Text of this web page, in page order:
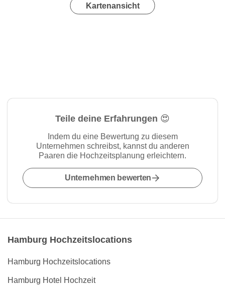
Kartenansicht
Teile deine Erfahrungen 😍
Indem du eine Bewertung zu diesem
Unternehmen schreibst, kannst du anderen
Paaren die Hochzeitsplanung erleichtern.
Unternehmen bewerten
Hamburg Hochzeitslocations
Hamburg Hochzeitslocations
Hamburg Hotel Hochzeit